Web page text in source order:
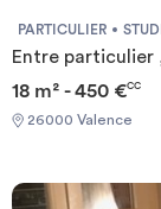
PARTICULIER
Entre particulier
18 m² - 450 €CC
26000 Valence